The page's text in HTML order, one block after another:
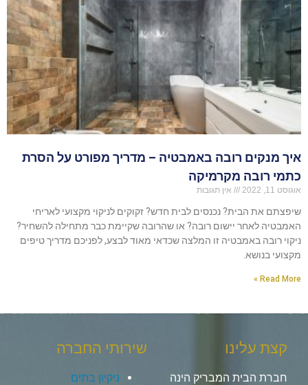
איך מנקים רובה באמבטיה – מדריך מפורט על הסרת
כתמי רובה מקרמיקה
אוגוסט 11, 2022 אין תגובות
שיפצתם את הבית? נכנסים לבית חדש? זקוקים לניקוי מקצועי לאריחי
האמבטיה לאחר יישום רובה? או שהרובה שקיימת כבר מתחילה להשחיר?
ניקוי רובה באמבטיה זו המלצה שכדאי מאוד לבצע, לפניכם מדריך טיפים
מקצועי בנושא.
Read More »
קצת עלינו
חברת הבית המבריק הינה
שירותי החברה
ניקיון בתים